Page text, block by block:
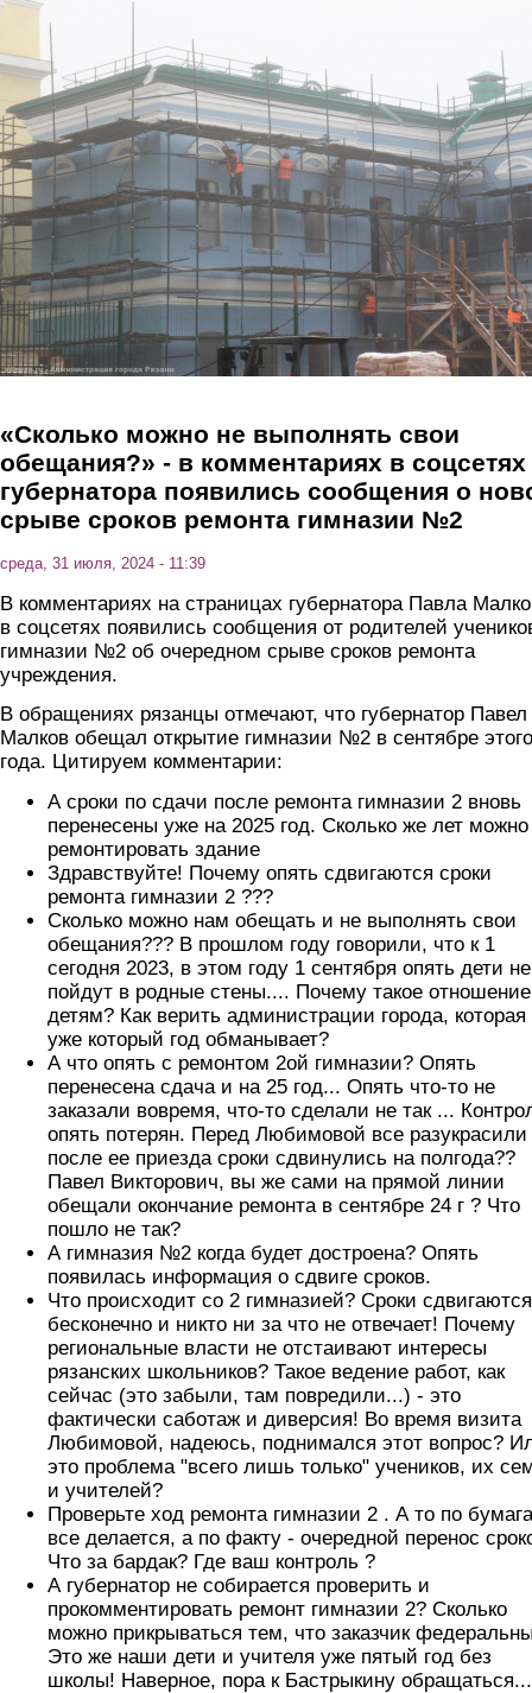
Перейти к основному содержанию
«Сколько можно не выполнять свои
обещания?» - в комментариях в соцсетях
губернатора появились сообщения о
срыве сроков ремонта гимназии №2
среда, 31 июля, 2024 - 11:39
В комментариях на страницах губернатора Павла
в соцсетях появились сообщения от родителей
гимназии №2 об очередном срыве сроков ремонта
учреждения.
В обращениях рязанцы отмечают, что губернатор Павел
Малков обещал открытие гимназии №2 в сентябре этого
года. Цитируем комментарии:
А сроки по сдачи после ремонта гимназии 2 вновь
перенесены уже на 2025 год. Сколько же лет можно
ремонтировать здание
Здравствуйте! Почему опять сдвигаются сроки
ремонта гимназии 2 ???
Сколько можно нам обещать и не выполнять свои
обещания??? В прошлом году говорили, что к 1
сегодня 2023, в этом году 1 сентября опять дети не
пойдут в родные стены.... Почему такое
детям? Как верить администрации города, которая
уже который год обманывает?
А что опять с ремонтом 2ой гимназии? Опять
перенесена сдача и на 25 год... Опять что-то не
заказали вовремя, что-то сделали не так ...
опять потерян. Перед Любимовой все
после ее приезда сроки сдвинулись на полгода??
Павел Викторович, вы же сами на прямой линии
обещали окончание ремонта в сентябре 24 г ? Что
пошло не так?
А гимназия №2 когда будет достроена? Опять
появилась информация о сдвиге сроков.
Что происходит со 2 гимназией? Сроки сдвигаются
бесконечно и никто ни за что не отвечает! Почему
региональные власти не отстаивают интересы
рязанских школьников? Такое ведение работ, как
сейчас (это забыли, там повредили...) - это
фактически саботаж и диверсия! Во время визита
Любимовой, надеюсь, поднимался этот вопрос?
это проблема "всего лишь только" учеников, их
и учителей?
Проверьте ход ремонта гимназии 2 . А то по
все делается, а по факту - очередной перенос
Что за бардак? Где ваш контроль ?
А губернатор не собирается проверить и
прокомментировать ремонт гимназии 2? Сколько
можно прикрываться тем, что заказчик
Это же наши дети и учителя уже пятый год без
школы! Наверное, пора к Бастрыкину обращаться...